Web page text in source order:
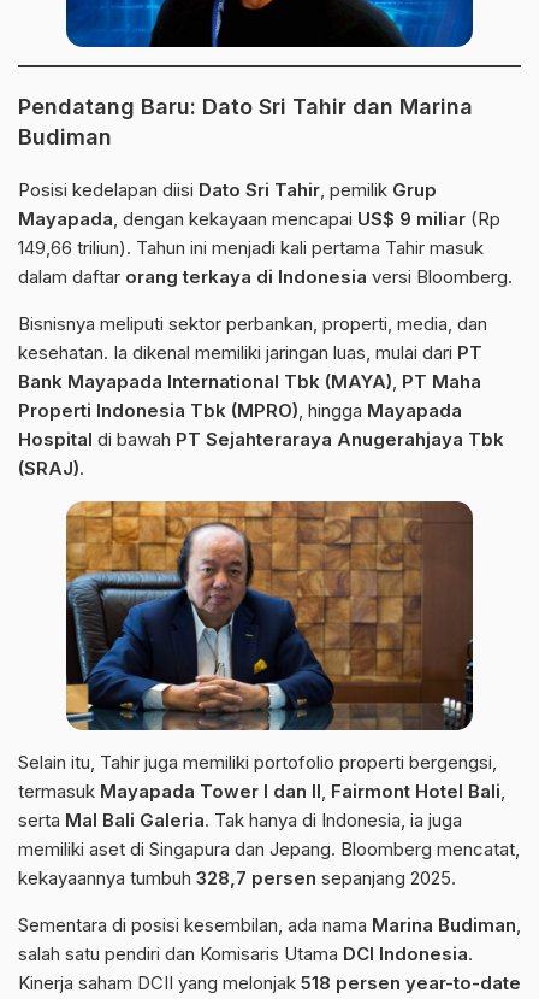
Pendatang Baru: Dato Sri Tahir dan Marina
Budiman
Posisi kedelapan diisi Dato Sri Tahir, pemilik Grup
Mayapada, dengan kekayaan mencapai US$ 9 miliar (Rp
149,66 triliun). Tahun ini menjadi kali pertama Tahir masuk
dalam daftar orang terkaya di Indonesia versi Bloomberg.
Bisnisnya meliputi sektor perbankan, properti, media, dan
kesehatan. Ia dikenal memiliki jaringan luas, mulai dari PT
Bank Mayapada International Tbk (MAYA), PT Maha
Properti Indonesia Tbk (MPRO), hingga Mayapada
Hospital di bawah PT Sejahteraraya Anugerahjaya Tbk
(SRAJ).
Selain itu, Tahir juga memiliki portofolio properti bergengsi,
termasuk Mayapada Tower I dan II, Fairmont Hotel Bali,
serta Mal Bali Galeria. Tak hanya di Indonesia, ia juga
memiliki aset di Singapura dan Jepang. Bloomberg mencatat,
kekayaannya tumbuh 328,7 persen sepanjang 2025.
Sementara di posisi kesembilan, ada nama Marina Budiman,
salah satu pendiri dan Komisaris Utama DCI Indonesia.
Kinerja saham DCII yang melonjak 518 persen year-to-date